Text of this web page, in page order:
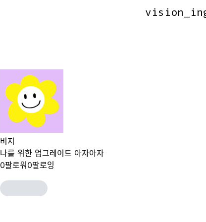
비지
나를 위한 업그레이드 아자아자
0팔로워 0팔로잉